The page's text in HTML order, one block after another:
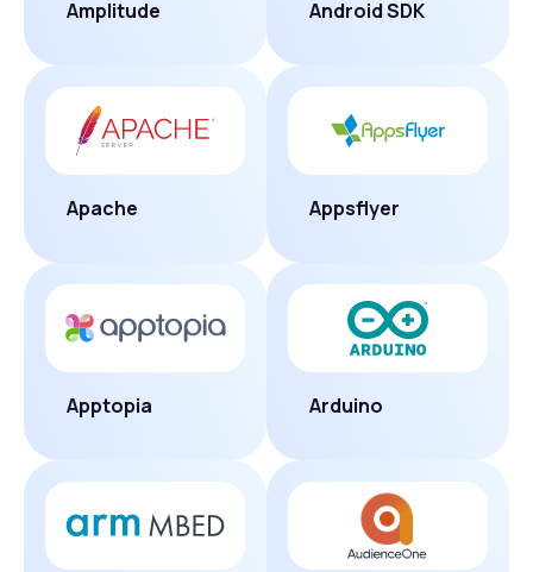
Amplitude Android SDK
Apache Appsflyer
Apptopia Arduino